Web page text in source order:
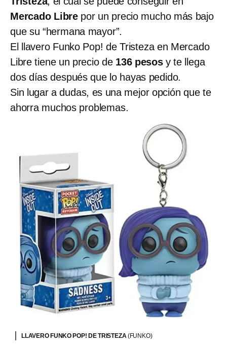
Mercado Libre por un precio mucho más bajo
que su “hermana mayor”.
El llavero Funko Pop! de Tristeza en Mercado
Libre tiene un precio de 136 pesosy te llega
dos días después que lo hayas pedido.
Sin lugar a dudas, es una mejor opción que te
ahorra muchos problemas.
LLAVERO FUNKO POP! DE TRISTEZA(FUNKO)